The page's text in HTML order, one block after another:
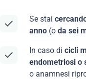
Se stai
anno (o da sei
In caso di cicli
endometriosi o
o anamnesi